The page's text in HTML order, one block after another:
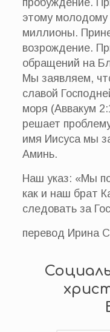
пробуждение.
этому молодому
миллионы.
возрождение.
обращений на
Мы заявляем,
славой
моря (Аввакум
решает
имя Иисуса мы
Аминь.
Наш указ: «Мы
как и наш брат
следовать за
перевод Ирина